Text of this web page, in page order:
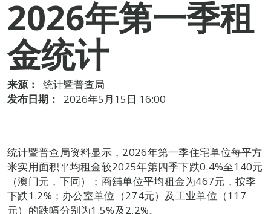
2026年第一季租
金统计
来源：
统计暨普查局
发布日期：
2026年5月15日 16:00
统计暨普查局资料显示，2026年第一季住宅单位每平方
米实用面积平均租金较2025年第四季下跌0.4%至140元
（澳门元，下同）；商舖单位平均租金为467元，按季
下跌1.2%；办公室单位（274元）及工业单位（117
元）的跌幅分别为1.5%及2.2%。